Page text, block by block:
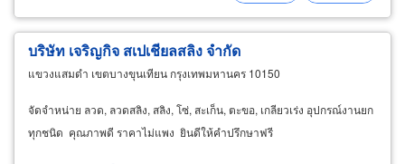
บริษัท เจริญกิจ สเปเชียลสลิง จำกัด
แขวงแสมดำ เขตบางขุนเทียน กรุงเทพมหานคร 10150
จัดจำหน่าย ลวด, ลวดสลิง, สลิง, โซ่, สะเก็น, ตะขอ, เกลียวเร่ง อุปกรณ์งานยก
ทุกชนิด คุณภาพดี ราคาไม่แพง ยินดีให้คำปรึกษาฟรี